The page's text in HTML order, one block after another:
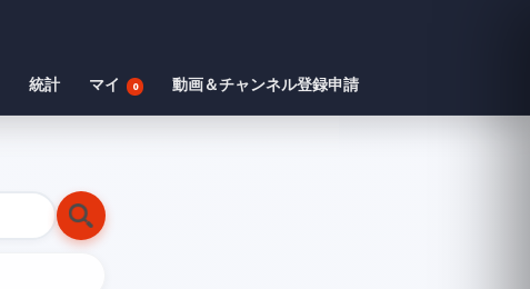
統計 マイ 0 動画＆チャンネル登録申請